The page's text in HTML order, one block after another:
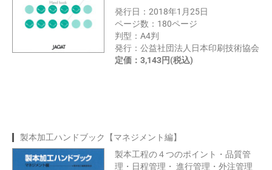
発行日：2018年1月25日
ページ数：180ページ
判型：A4判
発行：公益社団法人日本印刷技術協会
定価：3,143円(税込)
製本加工ハンドブック【マネジメント編】
製本工程の４つのポイント・品質管
理・日程管理・ 進行管理・外注管理